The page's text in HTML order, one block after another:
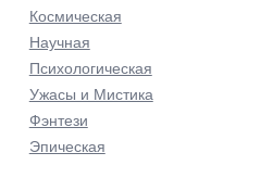
Космическая
Научная
Психологическая
Ужасы и Мистика
Фэнтези
Эпическая